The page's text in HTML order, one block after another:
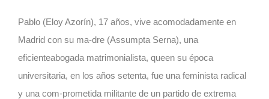
Pablo (Eloy Azorín), 17 años, vive acomodadamente en
Madrid con su ma-dre (Assumpta Serna), una
eficienteabogada matrimonialista, queen su época
universitaria, en los años setenta, fue una feminista radical
y una com-prometida militante de un partido de extrema